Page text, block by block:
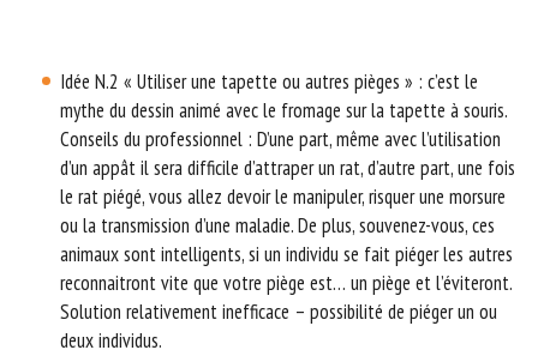
Idée N.2 « Utiliser une tapette ou autres pièges » : c’est le
mythe du dessin animé avec le fromage sur la tapette à souris.
Conseils du professionnel : D’une part, même avec l’utilisation
d’un appât il sera difficile d’attraper un rat, d’autre part, une fois
le rat piégé, vous allez devoir le manipuler, risquer une morsure
ou la transmission d’une maladie. De plus, souvenez-vous, ces
animaux sont intelligents, si un individu se fait piéger les autres
reconnaitront vite que votre piège est… un piège et l’éviteront.
Solution relativement inefficace – possibilité de piéger un ou
deux individus.